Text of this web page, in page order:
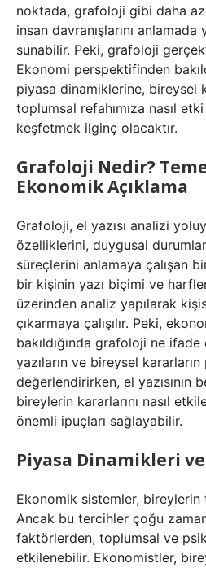
noktada, grafoloji gibi daha
insan davranışlarını anlamada
sunabilir. Peki, grafoloji
Ekonomi perspektifinden
piyasa dinamiklerine, bireysel
toplumsal refahımıza nasıl
keşfetmek ilginç olacaktır.
Grafoloji Nedir?
Ekonomik Açıklama
Grafoloji, el yazısı analizi
özelliklerini, duygusal
süreçlerini anlamaya çalışan
bir kişinin yazı biçimi ve
üzerinden analiz yapılarak
çıkarmaya çalışılır. Peki,
bakıldığında grafoloji ne
yazıların ve bireysel
değerlendirirken, el yazısının
bireylerin kararlarını nasıl
önemli ipuçları sağlayabilir.
Piyasa Dinamikleri ve
Ekonomik sistemler, bireylerin
Ancak bu tercihler çoğu
faktörlerden, toplumsal ve
etkilenebilir. Ekonomistler,